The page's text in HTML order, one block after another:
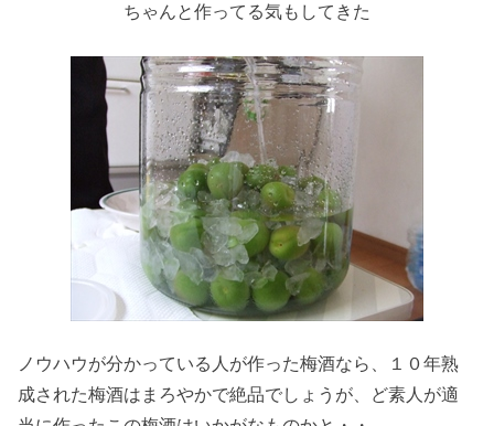
ちゃんと作ってる気もしてきた
ノウハウが分かっている人が作った梅酒なら、１０年熟
成された梅酒はまろやかで絶品でしょうが、ど素人が適